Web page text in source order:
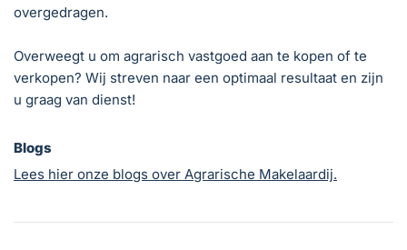
overgedragen.
Overweegt u om agrarisch vastgoed aan te kopen of te
verkopen? Wij streven naar een optimaal resultaat en zijn
u graag van dienst!
Blogs
Lees hier onze blogs over Agrarische Makelaardij.